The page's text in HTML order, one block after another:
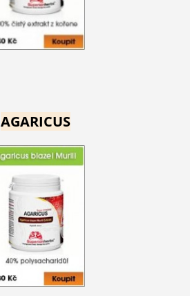
AGARICUS